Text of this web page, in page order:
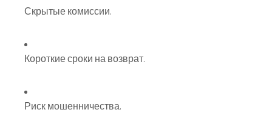
Скрытые комиссии.
Короткие сроки на возврат.
Риск мошенничества.